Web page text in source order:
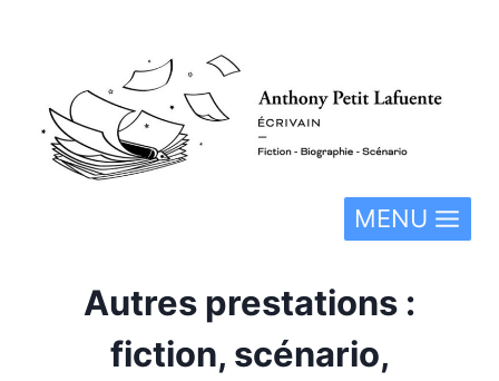
MENU
Autres prestations :
fiction, scénario,